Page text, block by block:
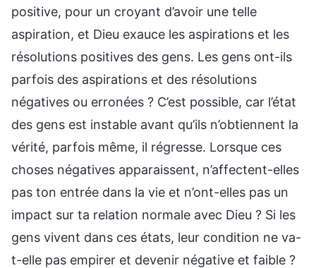
positive, pour un croyant d’avoir une telle
aspiration, et Dieu exauce les aspirations et les
résolutions positives des gens. Les gens ont-ils
parfois des aspirations et des résolutions
négatives ou erronées ? C’est possible, car l’état
des gens est instable avant qu’ils n’obtiennent la
vérité, parfois même, il régresse. Lorsque ces
choses négatives apparaissent, n’affectent-elles
pas ton entrée dans la vie et n’ont-elles pas un
impact sur ta relation normale avec Dieu ? Si les
gens vivent dans ces états, leur condition ne va-
t-elle pas empirer et devenir négative et faible ?